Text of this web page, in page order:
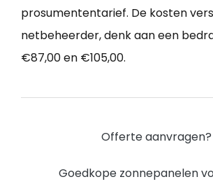
prosumententarief. De kosten
netbeheerder, denk aan een
€87,00 en €105,00.
Offerte aanvragen?
Goedkope zonnepanelen